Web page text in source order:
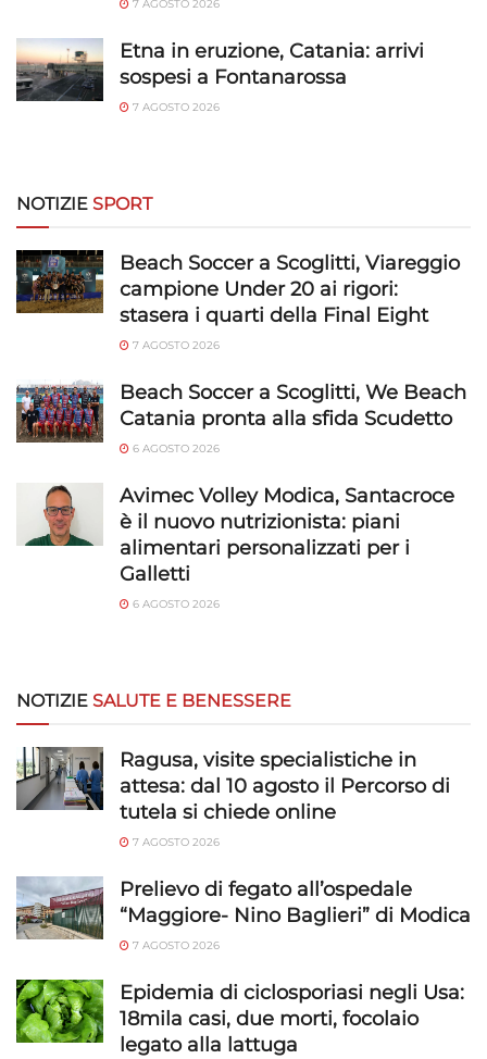
Salvare e comunicare le scelte sulla
7 AGOSTO 2026
Etna in eruzione, Catania: arrivi
sospesi a Fontanarossa
7 AGOSTO 2026
NOTIZIE SPORT
Beach Soccer a Scoglitti, Viareggio
campione Under 20 ai rigori:
stasera i quarti della Final Eight
7 AGOSTO 2026
Beach Soccer a Scoglitti, We Beach
Catania pronta alla sfida Scudetto
6 AGOSTO 2026
Avimec Volley Modica, Santacroce
è il nuovo nutrizionista: piani
alimentari personalizzati per i
Galletti
6 AGOSTO 2026
NOTIZIE SALUTE E BENESSERE
Ragusa, visite specialistiche in
attesa: dal 10 agosto il Percorso di
tutela si chiede online
7 AGOSTO 2026
Prelievo di fegato all’ospedale
“Maggiore- Nino Baglieri” di Modica
7 AGOSTO 2026
Epidemia di ciclosporiasi negli Usa:
18mila casi, due morti, focolaio
legato alla lattuga